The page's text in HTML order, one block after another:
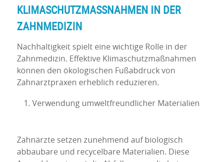
KLIMASCHUTZMASSNAHMEN IN DER Z
AHNMEDIZIN
Nachhaltigkeit spielt eine wichtige Rolle in der
Zahnmedizin. Effektive Klimaschutzmaßnahmen
können den ökologischen Fußabdruck von
Zahnarztpraxen erheblich reduzieren.
Verwendung umweltfreundlicher Materialien
Zahnärzte setzen zunehmend auf biologisch
abbaubare und recycelbare Materialien. Diese